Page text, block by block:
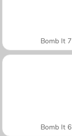
Bomb It 7
Bomb It 6